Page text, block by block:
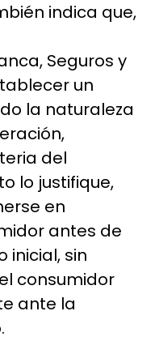
indica que,
Seguros y
un
la naturaleza
del
lo justifique,
en
antes de
inicial, sin
consumidor
ante la